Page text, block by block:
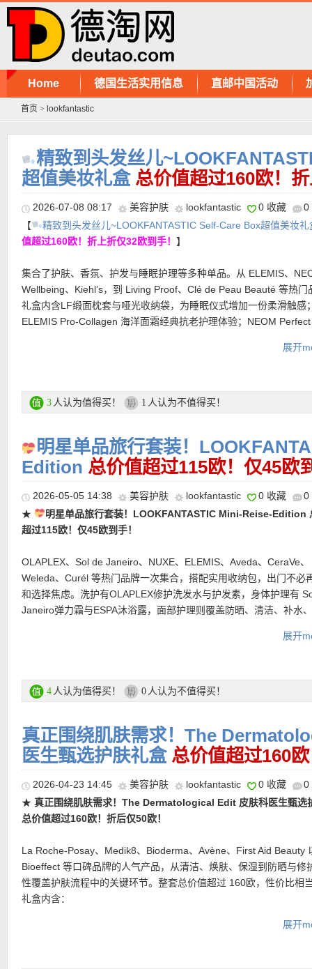
Home 德国生活实用信息 直邮中国活动
首页 > lookfantastic
精致到头发丝儿
超值美妆礼盒 总价值超过160欧！
2026-07-08 08:17 美容护肤 lookfantastic 0 收藏
0
【
精致到头发丝儿~LOOKFANTASTIC Self-Care Box超值美妆礼
值超过160欧！折上折仅32欧到手！ 】
集合了护肤、香氛、护发与睡眠护理等多种单品。从 ELEMIS、
Wellbeing、Kiehl’s，到 Living Proof、Clé de Peau Beauté 等热门
礼盒内含LF缎面枕套与哑光收纳袋，为睡眠仪式增加一份柔滑触感
ELEMIS Pro-Collagen 海洋面霜经典抗老护理体验；NEOM Perfect
油果眼霜是眼周护理里的经典款，滋润又有安心感；Living Proof
护理感。
★ 可用折上折优惠码：ESTUDIANTESESP亲测有效！
★ 邮费：全场满30欧德国境内免邮（普通快递），可直邮瑞士、荷
★【Lookfantastic网站中文图文购物教程点击此处】
展开
3 人认为值得买！ 1 人认为不值得买！
明星单品旅行套装！
Edition 总价值超过115欧！仅45欧
2026-05-05 14:38 美容护肤 lookfantastic 0 收藏
0
★
明星单品旅行套装！LOOKFANTASTIC Mini-Reise-Edition
超过115欧！仅45欧到手！
OLAPLEX、Sol de Janeiro、NUXE、ELEMIS、Aveda、CeraVe、
Weleda、Curél 等热门品牌一次集合，搭配实用收纳包，出门不必
和选择焦虑。洗护有OLAPLEX修护洗发水与护发素，身体护理有
Janeiro弹力霜与ESPA沐浴露，面部护理则覆盖防晒、清洁、补水
轻巧，适合染烫发、干枯发质随身带。
抹，再冲洗吹干，头发会更柔软、更易打理。与 N°4 搭配使用，是
OLAPLEX 经典的居家修护组合。
NUXE 闪耀多用途干油
一瓶完成脸部、身体与发丝的法式光泽感。可混入面霜或粉底，为
健康微光；点涂在鼻梁、颧骨、锁骨与肩部，又能变成高级感高光
梢时，则能带来细腻闪耀的柔亮效果。
洁净干燥肌肤上，出门前15分钟使用，为脸部提供日常防晒保护。
量很适合旅行随身携带，尤其适合城市漫步、度假通勤等需要稳定
景。
ELEMIS 焕肤棉片
平滑、更细腻。对于旅行中容易暗沉、粗糙的肌肤状态，是一款很
展开
4 人认为值得买！ 0 人认为不值得买！
真正围绕肌肤需求！The
医生甄选护肤礼盒 总价值超过160
2026-04-23 14:45 美容护肤 lookfantastic 0 收藏
0
★ 真正围绕肌肤需求！The Dermatological Edit 皮肤科医生甄选
总价值超过160欧！折后仅50欧！
La Roche-Posay、Medik8、Bioderma、Avène、First Aid Beauty
Bioeffect 等口碑品牌的人气产品，从清洁、焕肤、保湿到防晒与修
性覆盖护肤流程中的关键环节。整套总价值超过 160欧，性价比相
礼盒内含：
展开